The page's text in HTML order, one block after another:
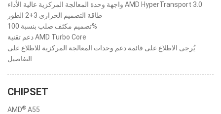
واجهة وحدة المعالجة المركزية عالية الأداء AMD HyperTransport 3.0
طاقة التصميم الحراري 3+2 الطور
تصميم مكثف صلب بنسبة 100%
دعم تقنية AMD Turbo Core
يُرجى الاطلاع على قائمة دعم وحدات المعالجة المركزية للاطلاع على
التفاصيل
CHIPSET
AMD® A55